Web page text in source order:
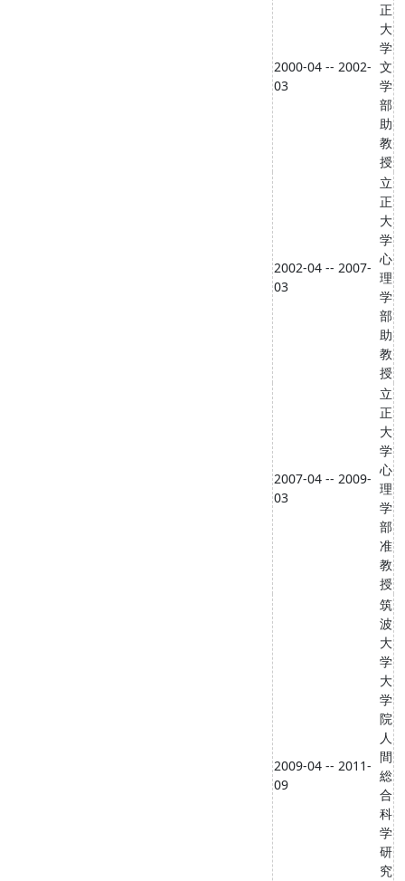
2000-04 -- 2002-
03
正
大
学
文
学
部
助
教
授
2002-04 -- 2007-
03
立
正
大
学
心
理
学
部
助
教
授
2007-04 -- 2009-
03
立
正
大
学
心
理
学
部
准
教
授
2009-04 -- 2011-
09
筑
波
大
学
大
学
院
人
間
総
合
科
学
研
究